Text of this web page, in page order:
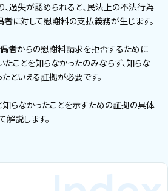
、過失が認められると、民法上の不法行為
に対して慰謝料の支払義務が生じます。
偶者からの慰謝料請求を拒否するために
ことを知らなかったのみならず、知らな
といえる証拠が必要です。
らなかったことを示すための証拠の具体
説します。